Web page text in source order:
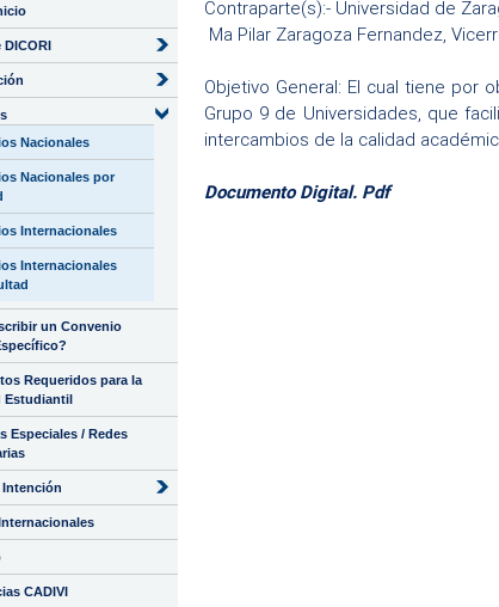
DICORI
Nacionales
Nacionales por
Internacionales
Internacionales
un Convenio
Requeridos para la
Estudiantil
Especiales / Redes
Intención
CADIVI
Contraparte(s):- Universidad de
Ma Pilar Zaragoza Fernandez,
Objetivo General: El cual tiene por
Grupo 9 de Universidades, que
intercambios de la calidad
Documento Digital. Pdf